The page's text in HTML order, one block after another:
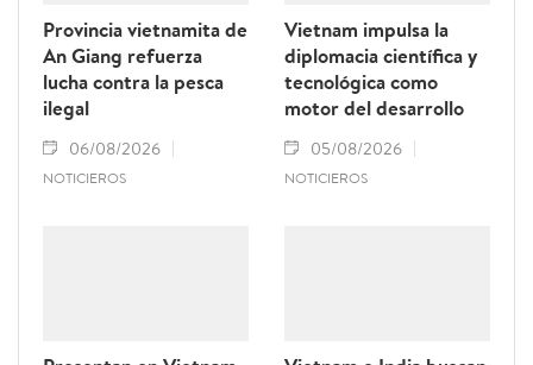
Provincia vietnamita de
An Giang refuerza
lucha contra la pesca
ilegal
06/08/2026
NOTICIEROS
Vietnam impulsa la
diplomacia científica y
tecnológica como
motor del desarrollo
05/08/2026
NOTICIEROS